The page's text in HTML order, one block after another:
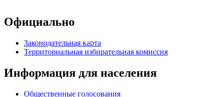
Официально
Законодательная карта
Территориальная избирательная комиссия
Информация для населения
Общественные голосования